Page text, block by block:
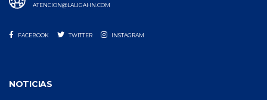
ATENCION@LALIGAHN.COM
FACEBOOK TWITTER INSTAGRAM
NOTICIAS